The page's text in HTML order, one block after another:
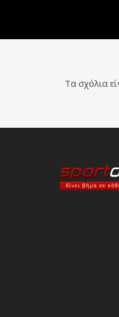
Τα σχόλια